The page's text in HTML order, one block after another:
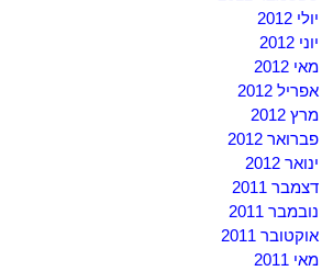
יולי 2012
יוני 2012
מאי 2012
אפריל 2012
מרץ 2012
פברואר 2012
ינואר 2012
דצמבר 2011
נובמבר 2011
אוקטובר 2011
מאי 2011